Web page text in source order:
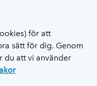
för att
sätt för dig. Genom
du att vi använder